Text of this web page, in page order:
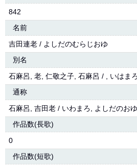
842
名前
吉田連老 / よしだのむらじおゆ
別名
石麻呂, 老, 仁敬之子, 石麻呂 / , いはまろ
通称
石麻呂, 吉田老 / いわまろ, よしだのおゆ
作品数(長歌)
0
作品数(短歌)